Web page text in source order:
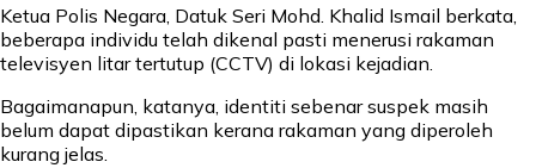
Ketua Polis Negara, Datuk Seri Mohd. Khalid Ismail berkata,
beberapa individu telah dikenal pasti menerusi rakaman
televisyen litar tertutup (CCTV) di lokasi kejadian.
Bagaimanapun, katanya, identiti sebenar suspek masih
belum dapat dipastikan kerana rakaman yang diperoleh
kurang jelas.